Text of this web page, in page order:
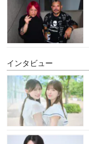
インタビュー